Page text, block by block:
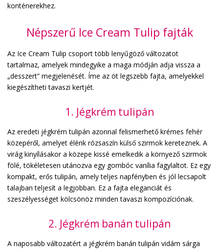
konténerekhez.
Népszerű Ice Cream Tulip fajták
Az Ice Cream Tulip csoport több lenyűgöző változatot
tartalmaz, amelyek mindegyike a maga módján adja vissza a
„desszert” megjelenését. Íme az öt legszebb fajta, amelyekkel
kiegészítheti tavaszi kertjét.
1. Jégkrém tulipán
Az eredeti jégkrém tulipán azonnal felismerhető krémes fehér
közepéről, amelyet élénk rózsaszín külső szirmok kereteznek. A
virág kinyílásakor a közepe kissé emelkedik a környező szirmok
fölé, tökéletesen utánozva egy gombóc vanília fagylaltot. Ez egy
kompakt, erős tulipán, amely teljes napfényben és jól lecsapolt
talajban teljesít a legjobban. Ez a fajta eleganciát és
szeszélyességet kölcsönöz minden tavaszi kompozíciónak.
2. Jégkrém banán tulipán
A naposabb változatért a jégkrém banán tulipán vidám sárga